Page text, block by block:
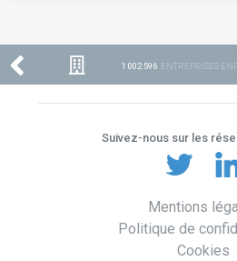
1 002 596 ENTREPRISES
Suivez-nous sur les
Mentions
Politique de
Cookies